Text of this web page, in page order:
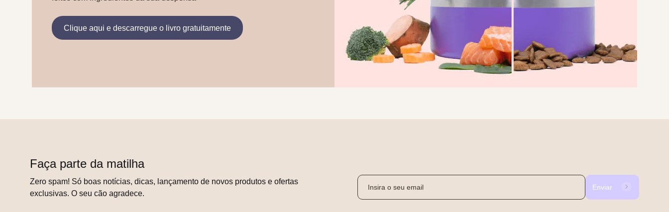
Clique aqui e descarregue o livro gratuitamente
Faça parte da matilha
Zero spam! Só boas notícias, dicas, lançamento de novos produtos e ofertas
exclusivas. O seu cão agradece.
Enviar